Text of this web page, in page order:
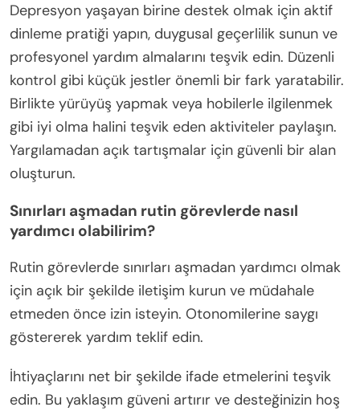
Depresyon yaşayan birine destek olmak için aktif
dinleme pratiği yapın, duygusal geçerlilik sunun ve
profesyonel yardım almalarını teşvik edin. Düzenli
kontrol gibi küçük jestler önemli bir fark yaratabilir.
Birlikte yürüyüş yapmak veya hobilerle ilgilenmek
gibi iyi olma halini teşvik eden aktiviteler paylaşın.
Yargılamadan açık tartışmalar için güvenli bir alan
oluşturun.
Sınırları aşmadan rutin görevlerde nasıl
yardımcı olabilirim?
Rutin görevlerde sınırları aşmadan yardımcı olmak
için açık bir şekilde iletişim kurun ve müdahale
etmeden önce izin isteyin. Otonomilerine saygı
göstererek yardım teklif edin.
İhtiyaçlarını net bir şekilde ifade etmelerini teşvik
edin. Bu yaklaşım güveni artırır ve desteğinizin hoş